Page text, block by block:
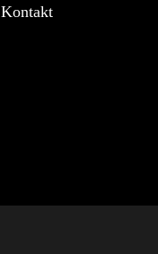
Kontakt